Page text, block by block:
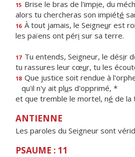
15 Brise le bras de l'impie, du
alors tu chercheras son impiété
16 À tout jamais, le Seigneur est
les païens ont péri sur sa terre.
17 Tu entends, Seigneur, le désir
tu rassures leur cœur, tu les
18 Que justice soit rendue à
qu'il n'y ait plus d'opprimé, *
et que tremble le mortel, né de la
ANTIENNE
Les paroles du Seigneur sont
PSAUME : 11